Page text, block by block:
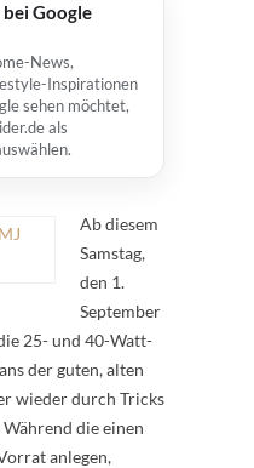
Google
News,
Inspirationen
sehen möchtet,
als
Ab diesem
Samstag,
den 1.
September
25- und 40-Watt-
der guten, alten
wieder durch Tricks
die einen
anlegen,